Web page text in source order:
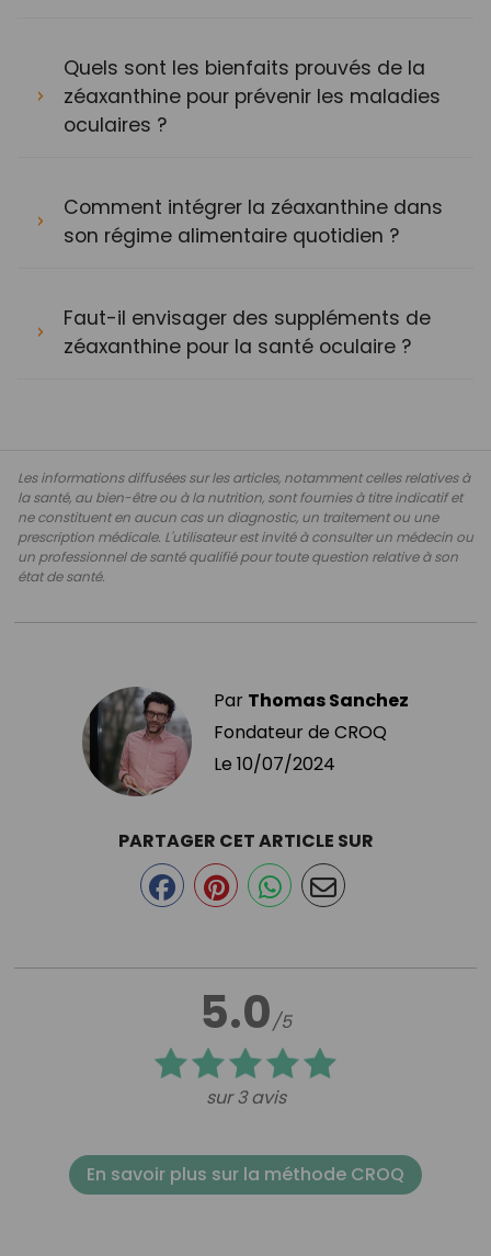
Quels sont les bienfaits prouvés de la
zéaxanthine pour prévenir les maladies
oculaires ?
Comment intégrer la zéaxanthine dans
son régime alimentaire quotidien ?
Faut-il envisager des suppléments de
zéaxanthine pour la santé oculaire ?
Les informations diffusées sur les articles, notamment celles relatives à
la santé, au bien-être ou à la nutrition, sont fournies à titre indicatif et
ne constituent en aucun cas un diagnostic, un traitement ou une
prescription médicale. L'utilisateur est invité à consulter un médecin ou
un professionnel de santé qualifié pour toute question relative à son
état de santé.
Par Thomas Sanchez
Fondateur de CROQ
Le 10/07/2024
5.0/5
sur 3 avis
PARTAGER CET ARTICLE SUR
En savoir plus sur la méthode CROQ